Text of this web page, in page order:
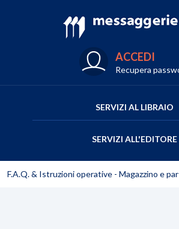
ACCEDI
Recupera
SERVIZI AL LIBRAIO
SERVIZI ALL'EDITORE
F.A.Q. & Istruzioni operative - Magazzino e